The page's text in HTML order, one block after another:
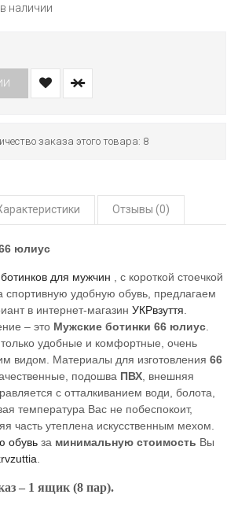
наличии
заказа этого товара: 8
Отзывы (0)
юлиус
для мужчин , с короткой стоечкой
удобную обувь, предлагаем
в интернет-магазин УКРвзуття
– это Мужские ботинки 66 юлиус
удобные и комфортные, очень
видом. Материалы для изготовления 66
подошва ПВХ , внешняя
с отталкиванием води, болота,
температура Вас не побеспокоит,
часть утеплена искусственным мехом.
обувь за минимальную стоимость Вы
– 1 ящик (8 пар).